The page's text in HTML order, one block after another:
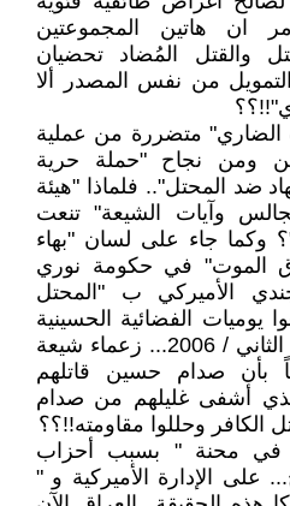
ان هاتين المجموعتين
والقتل المُضاد تحضيان
من نفس المصدر ألا
الضاري" متضررة من عملية
ومن نجاح "حملة حرية
ضد المحتل".. فلماذا "هيئة
وآيات الشيعة" تنعت
وكما جاء على لسان "بهاء
الموت" في حكومة نوري
الأميركي ب "المحتل
يوميات الفضائية الحسينية
العراقية 2 نوفمبر / تشرين الثاني / 2006... زعماء شيعة
بأن صدام حسين قاتلهم
أشفى غليلهم من صدام
الكافر وحللوا مقاومته!!؟؟
" في محنة " بسبب أحزاب
على الإدارة الأميركية و "